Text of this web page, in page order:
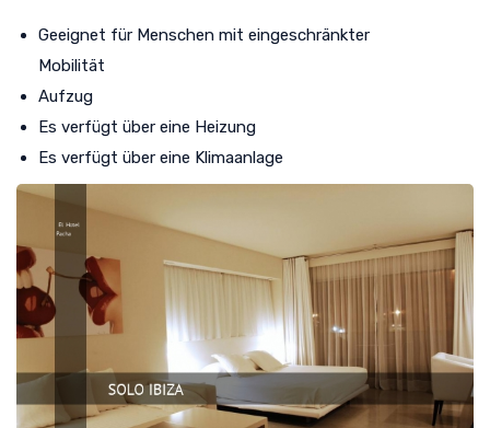
Geeignet für Menschen mit eingeschränkter
Mobilität
Aufzug
Es verfügt über eine Heizung
Es verfügt über eine Klimaanlage